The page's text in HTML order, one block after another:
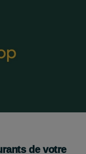
de votre